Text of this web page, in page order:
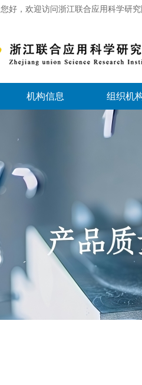
您好，欢迎访问浙江联合应用科学研究
机构信息 组织机